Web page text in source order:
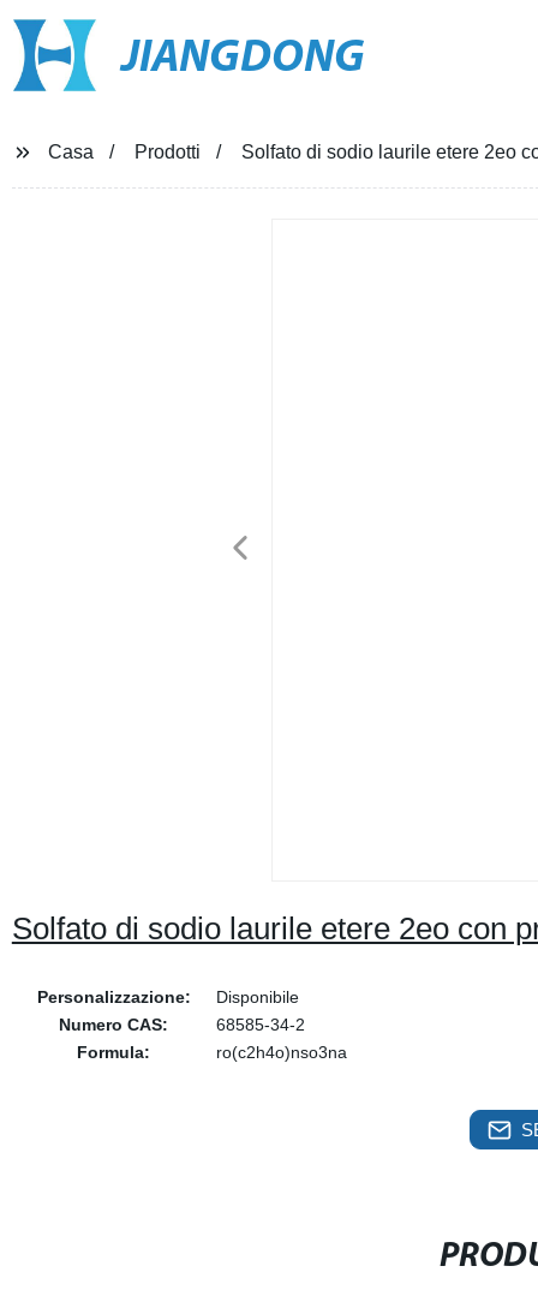
JIANGDONG
Casa Prodotti Solfato di sodio laurile etere 2eo
Solfato di sodio laurile etere 2eo con
Personalizzazione:
Disponibile
Numero CAS:
68585-34-2
Formula:
ro(c2h4o)nso3na